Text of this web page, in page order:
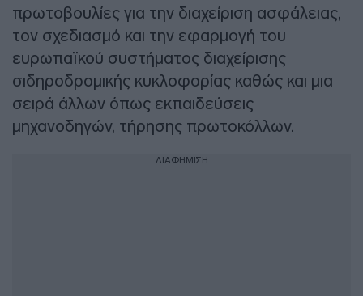
πρωτοβουλίες για την διαχείριση ασφάλειας,
τον σχεδιασμό και την εφαρμογή του
ευρωπαϊκού συστήματος διαχείρισης
σιδηροδρομικής κυκλοφορίας καθώς και μια
σειρά άλλων όπως εκπαιδεύσεις
μηχανοδηγών, τήρησης πρωτοκόλλων.
ΔΙΑΦΗΜΙΣΗ